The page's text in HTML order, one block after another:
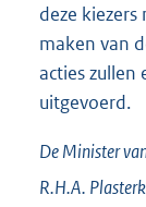
deze
maken van
acties zullen
uitgevoerd.
De Minister
R.H.A. Plasterk